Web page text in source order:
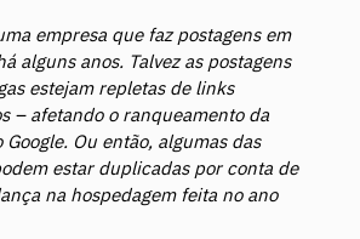
empresa que faz postagens em
alguns anos. Talvez as postagens
estejam repletas de links
– afetando o ranqueamento da
Google. Ou então, algumas das
estar duplicadas por conta de
na hospedagem feita no ano